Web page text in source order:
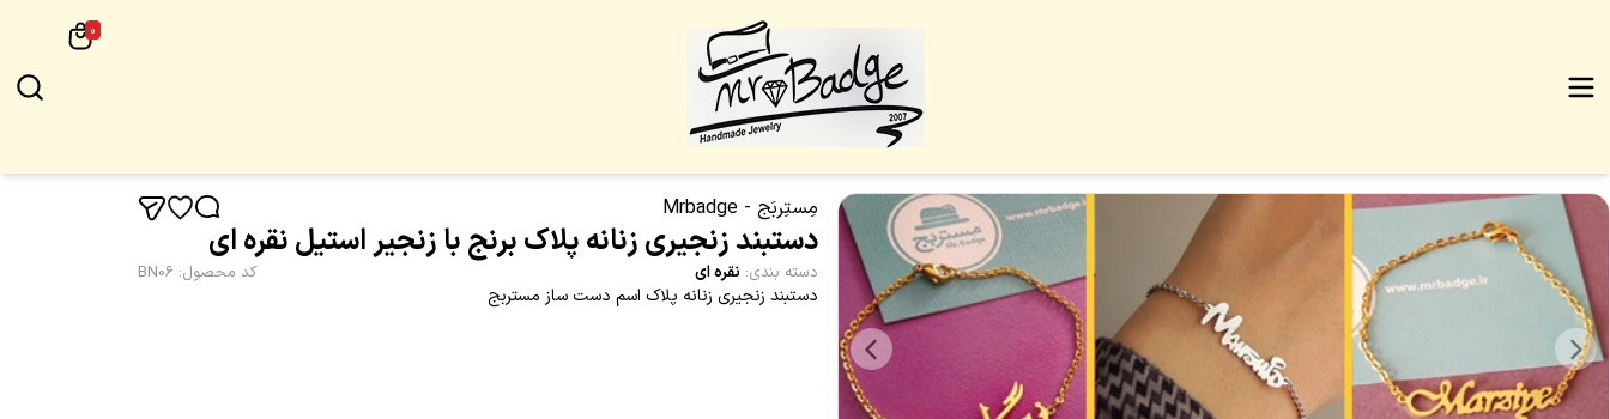
0
مِستِربَج - Mrbadge
دستبند زنجیری زنانه پلاک برنج با زنجیر استیل نقره ای
دسته بندی: نقره ای کد محصول:
BN06
دستبند زنجیری زنانه پلاک اسم دست ساز مستربج